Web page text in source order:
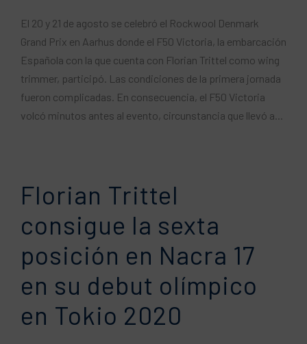
El 20 y 21 de agosto se celebró el Rockwool Denmark
Grand Prix en Aarhus donde el F50 Victoria, la embarcación
Española con la que cuenta con Florian Trittel como wing
trimmer, participó. Las condiciones de la primera jornada
fueron complicadas. En consecuencia, el F50 Victoria
volcó minutos antes al evento, circunstancia que llevó a...
Florian Trittel
consigue la sexta
posición en Nacra 17
en su debut olímpico
en Tokio 2020